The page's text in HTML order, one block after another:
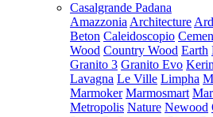
Casalgrande Padana
Amazzonia Architecture
Beton Caleidoscopio
Wood Country Wood Earth
Granito 3 Granito Evo
Lavagna Le Ville Limpha
Marmoker Marmosmart
Metropolis Nature Newood